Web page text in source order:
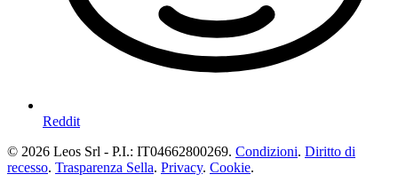
Reddit
© 2026 Leos Srl - P.I.: IT04662800269. Condizioni. Diritto di
recesso. Trasparenza Sella. Privacy. Cookie.